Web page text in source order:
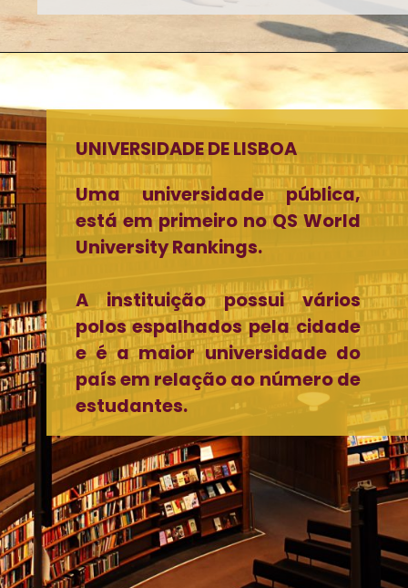
Uma universidade pública,
está em primeiro no QS World
University Rankings.
A instituição possui vários
polos espalhados pela cidade
e é a maior universidade do
país em relação ao número de
estudantes.
UNIVERSIDADE DE LISBOA